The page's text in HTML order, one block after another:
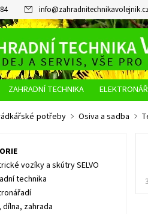
info@
ZAHRADNÍ TECHNIKA
JAK NAKUPOVAT DOPRAVA A
potřeby Osiva a sadba
vozíky a skútry SELVO
technika
dílna, zahrada